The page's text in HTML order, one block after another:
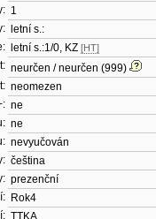
1
letní s.:
letní s.:1/0, KZ [HT]
neurčen / neurčen (999)
neomezen
ne
ne
nevyučován
čeština
prezenční
Rok4
TTKA